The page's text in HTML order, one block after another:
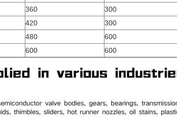
360 300
420 300
480 600
600 600